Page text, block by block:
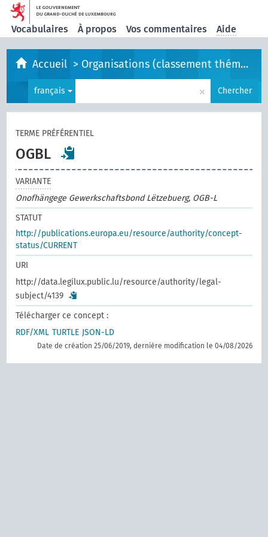
Vocabulaires À propos Vos commentaires Aide
Accueil > Organisations (classement thématique)
français × Chercher
TERME PRÉFÉRENTIEL
OGBL
VARIANTE
Onofhängege Gewerkschaftsbond Lëtzebuerg, OGB-L
STATUT
http://publications.europa.eu/resource/authority/concept-
status/CURRENT
URI
http://data.legilux.public.lu/resource/authority/legal-
subject/4139
Télécharger ce concept :
RDF/XML TURTLE JSON-LD
Date de création 25/06/2019, dernière modification le 04/08/2026